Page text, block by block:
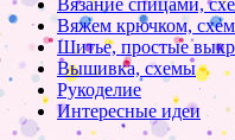
Вязание спицами,
Вяжем крючком,
Шитье, простые
Вышивка, схемы
Рукоделие
Интересные идеи